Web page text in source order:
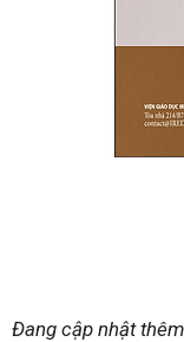
Đang cập nhật